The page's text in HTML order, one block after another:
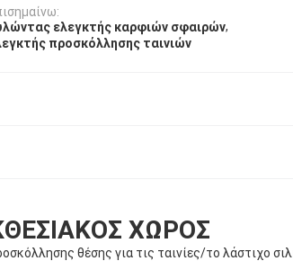
ελεγκτής καρφιών σφαιρών,
προσκόλλησης ταινιών
ΧΏΡΟΣ
θέσης για τις ταινίες/το λάστιχο